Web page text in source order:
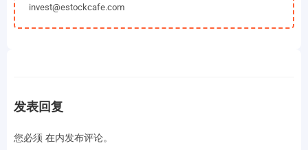
invest@estockcafe.com
发表回复
您必须 在内发布评论。